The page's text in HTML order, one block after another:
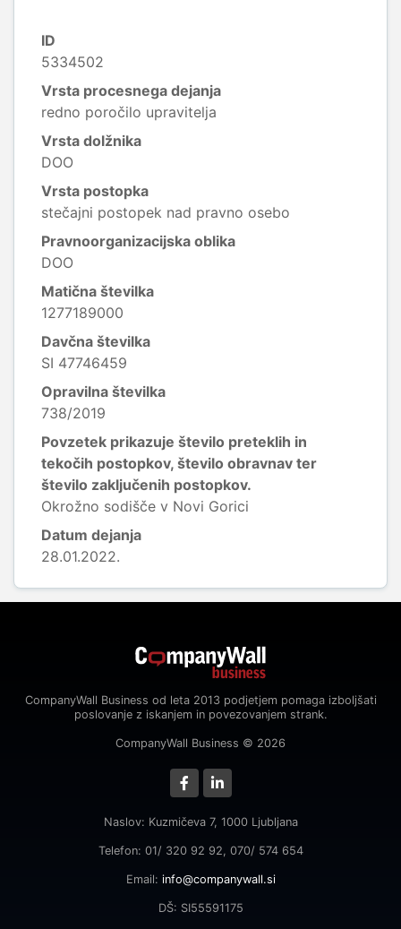
ID
5334502
Vrsta procesnega dejanja
redno poročilo upravitelja
Vrsta dolžnika
DOO
Vrsta postopka
stečajni postopek nad pravno osebo
Pravnoorganizacijska oblika
DOO
Matična številka
1277189000
Davčna številka
SI 47746459
Opravilna številka
738/2019
Povzetek prikazuje število preteklih in
tekočih postopkov, število obravnav ter
število zaključenih postopkov.
Okrožno sodišče v Novi Gorici
Datum dejanja
28.01.2022.
CompanyWall Business od leta 2013 podjetjem pomaga izboljšati
poslovanje z iskanjem in povezovanjem strank.
CompanyWall Business © 2026
Naslov: Kuzmičeva 7, 1000 Ljubljana
Telefon: 01/ 320 92 92, 070/ 574 654
Email: info@companywall.si
DŠ: SI55591175